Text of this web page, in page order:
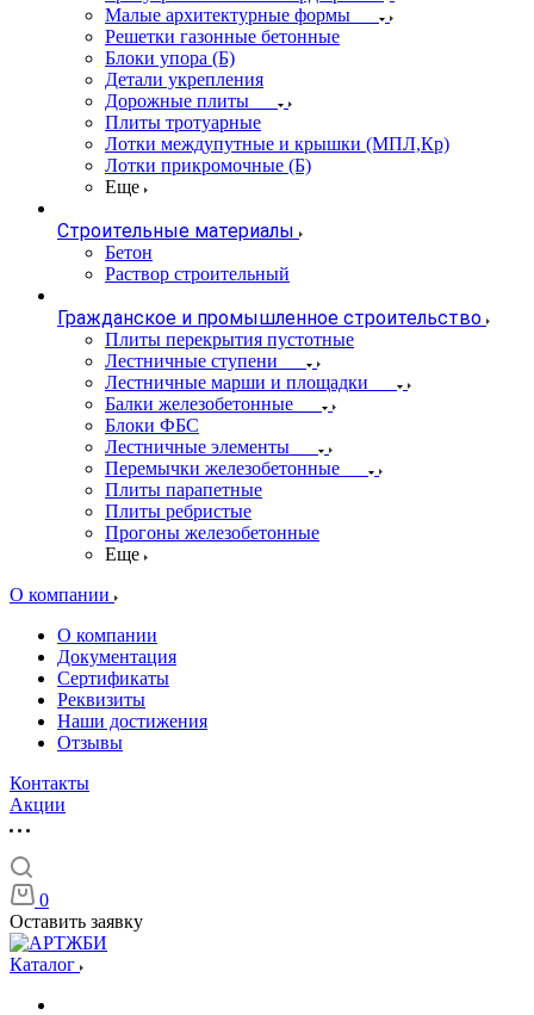
Малые архитектурные формы
Решетки газонные бетонные
Блоки упора (Б)
Детали укрепления
Дорожные плиты
Плиты тротуарные
Лотки междупутные и крышки (МПЛ,Кр)
Лотки прикромочные (Б)
Еще
Строительные материалы
Бетон
Раствор строительный
Гражданское и промышленное строительство
Плиты перекрытия пустотные
Лестничные ступени
Лестничные марши и площадки
Балки железобетонные
Блоки ФБС
Лестничные элементы
Перемычки железобетонные
Плиты парапетные
Плиты ребристые
Прогоны железобетонные
Еще
О компании
О компании
Документация
Сертификаты
Реквизиты
Наши достижения
Отзывы
Контакты
Акции
0
Оставить заявку
Каталог